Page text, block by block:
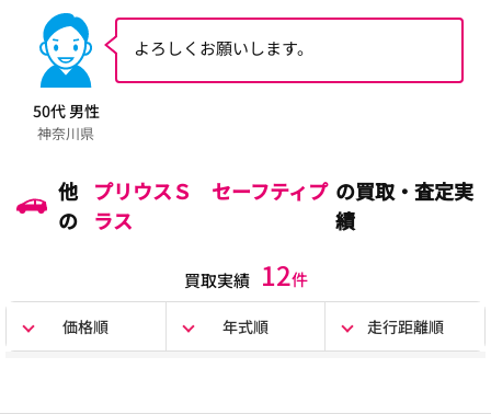
50代 男性
神奈川県
よろしくお願いします。
他
の
プリウスＳ セーフティプ
ラス
の買取・査定実
績
買取実績 12件
価格順 年式順 走行距離順